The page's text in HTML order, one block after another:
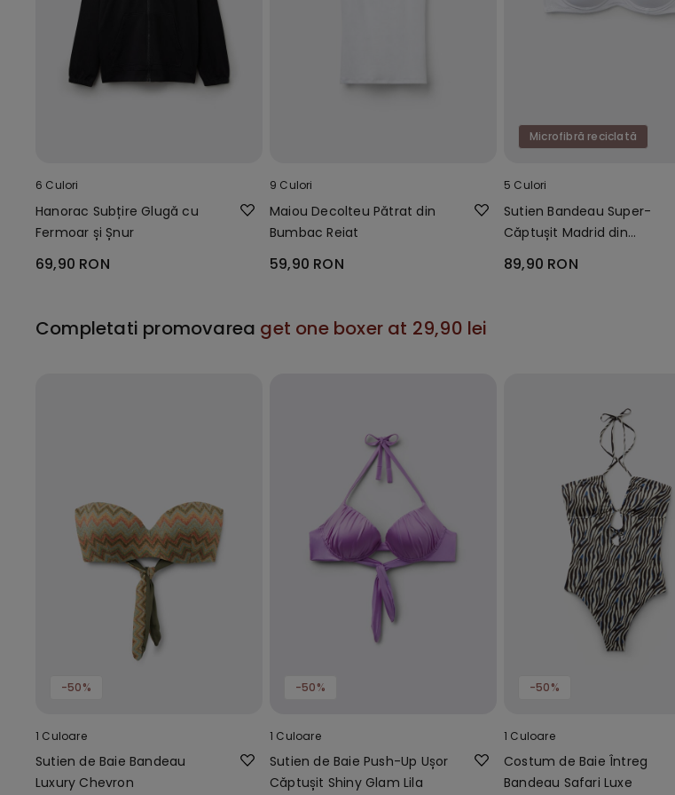
6 Culori
Hanorac Subțire Glugă cu
Fermoar și Șnur
69,90 RON
9 Culori
Maiou Decolteu Pătrat din
Bumbac Reiat
59,90 RON
Microfibră reciclată
5 Culori
Sutien Bandeau Super-
Căptușit Madrid din
89,90 RON
Completati promovarea get one boxer at 29,90 lei
-50%
1 Culoare
Sutien de Baie Bandeau
Luxury Chevron
-50%
1 Culoare
Sutien de Baie Push-Up Ușor
Căptușit Shiny Glam Lila
-50%
1 Culoare
Costum de Baie Întreg
Bandeau Safari Luxe